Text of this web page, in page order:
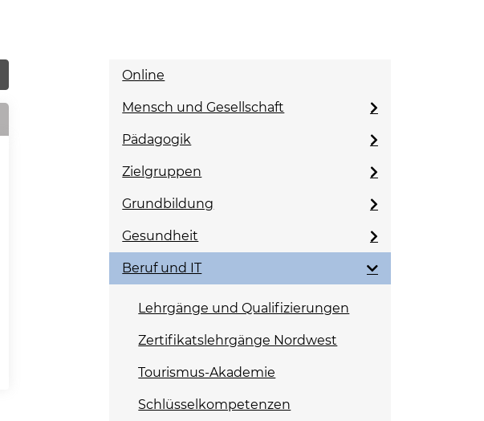
Online
Mensch und Gesellschaft
Pädagogik
Zielgruppen
Grundbildung
Gesundheit
Beruf und IT
Lehrgänge und Qualifizierungen
Zertifikatslehrgänge Nordwest
Tourismus-Akademie
Schlüsselkompetenzen